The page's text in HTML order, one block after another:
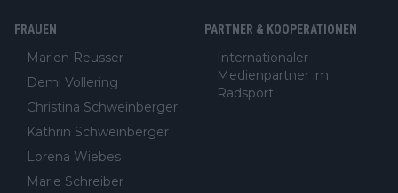
FRAUEN
Marlen Reusser
Demi Vollering
Christina Schweinberger
Kathrin Schweinberger
Lorena Wiebes
Marie Schreiber
PARTNER & KOOPERATIONEN
Internationaler
Medienpartner im
Radsport